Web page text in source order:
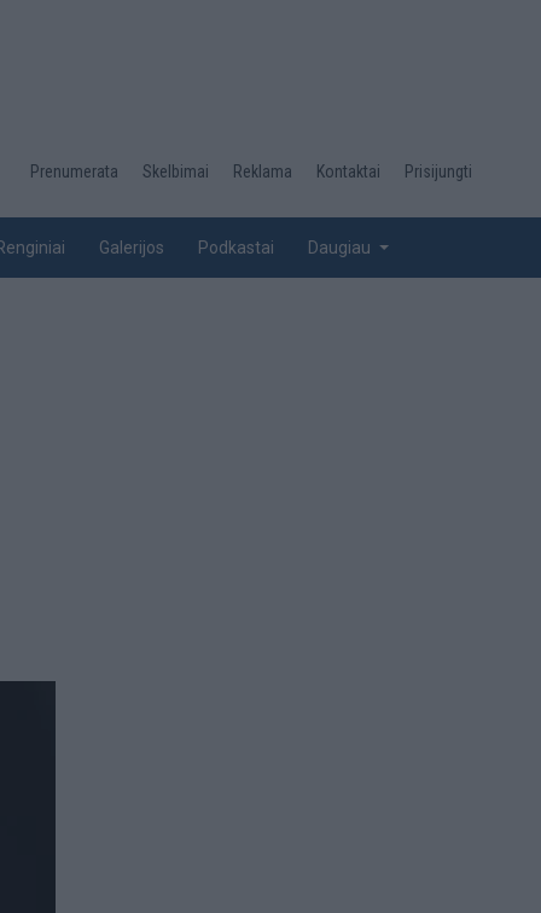
Desktop
top
Prenumerata Skelbimai Reklama Kontaktai Prisijungti
Galerijos Podkastai Daugiau